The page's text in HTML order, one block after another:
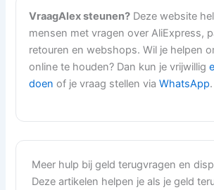
VraagAlex steunen? Deze website
mensen met vragen over AliExpress,
retouren en webshops. Wil je helpen
online te houden? Dan kun je vrijwillig
doen of je vraag stellen viaWhatsApp.
Meer hulp bij geld terugvragen en
Deze artikelen helpen je als je geld